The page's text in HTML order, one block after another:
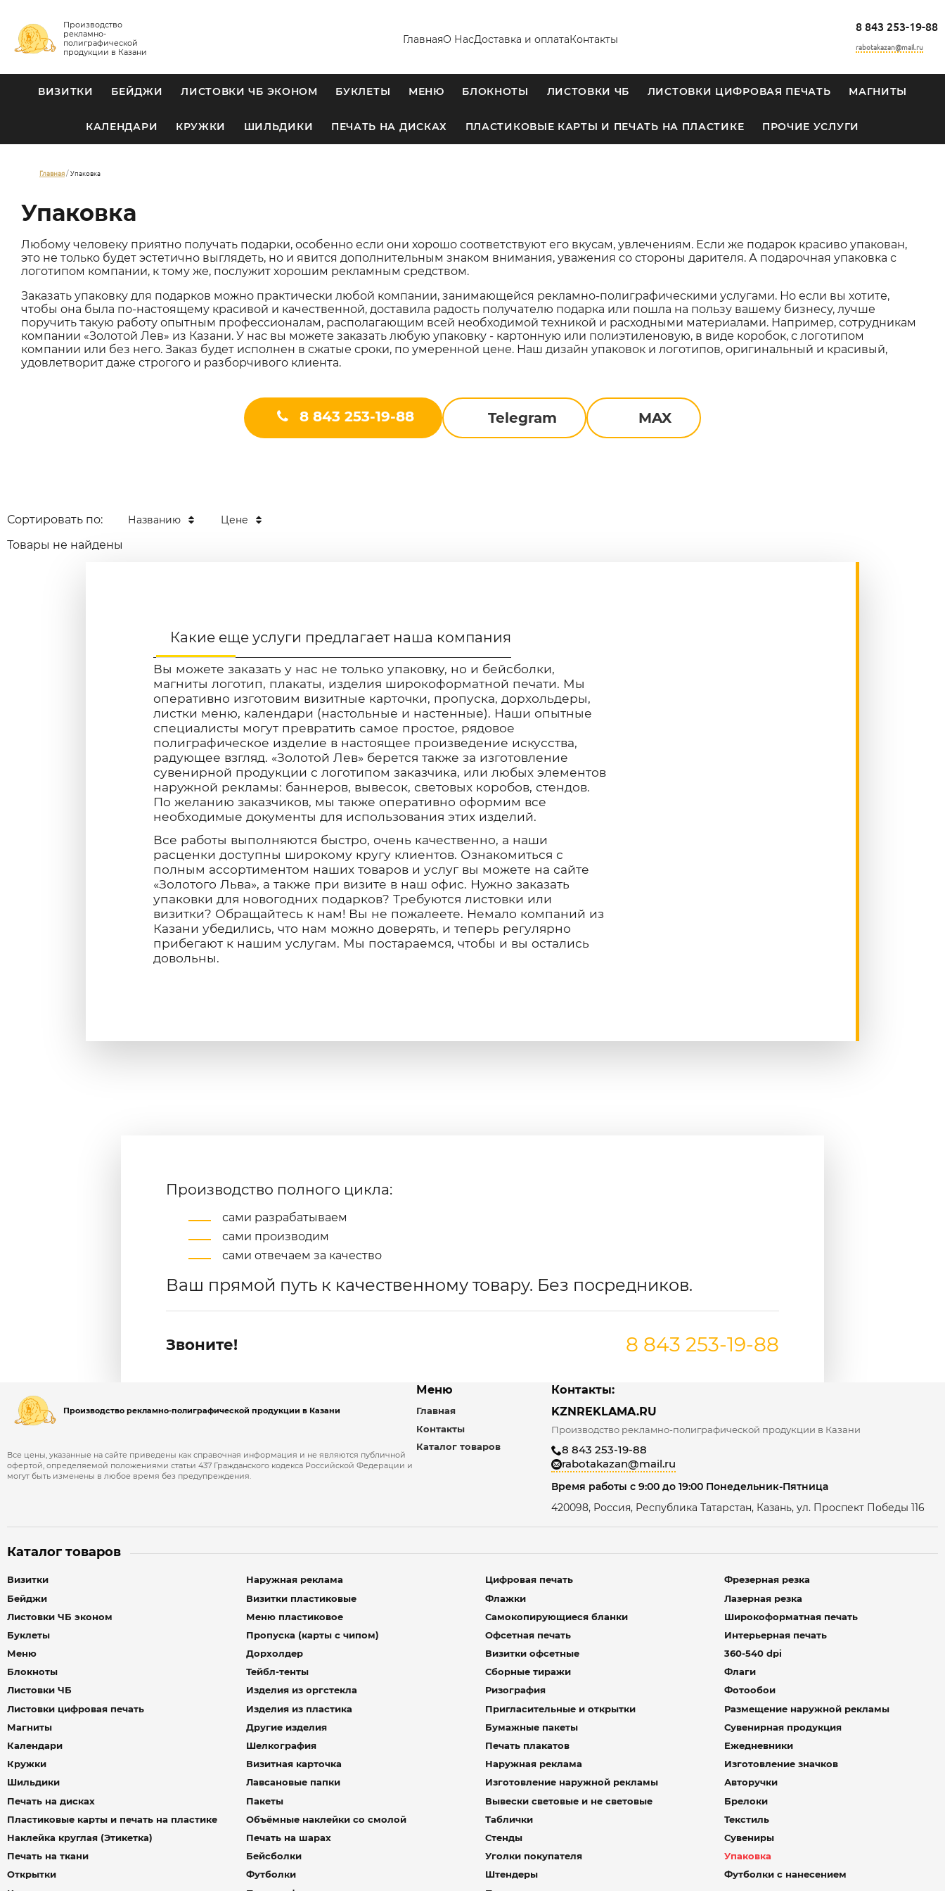
Производство
рекламно-
полиграфической
продукции в Казани
ГлавнаяО НасДоставка и оплатаКонтакты
8 843 253-19-88
rabotakazan@mail.ru
ВИЗИТКИ БЕЙДЖИ ЛИСТОВКИ ЧБ ЭКОНОМ БУКЛЕТЫ МЕНЮ БЛОКНОТЫ ЛИСТОВКИ ЧБ ЛИСТОВКИ ЦИФРОВАЯ ПЕЧАТЬ МАГНИТЫ
КАЛЕНДАРИ КРУЖКИ ШИЛЬДИКИ ПЕЧАТЬ НА ДИСКАХ ПЛАСТИКОВЫЕ КАРТЫ И ПЕЧАТЬ НА ПЛАСТИКЕ ПРОЧИЕ УСЛУГИ
Главная Упаковка
Упаковка
Любому человеку приятно получать подарки, особенно если они хорошо соответствуют его вкусам, увлечениям. Если же подарок красиво упакован,
это не только будет эстетично выглядеть, но и явится дополнительным знаком внимания, уважения со стороны дарителя. А подарочная упаковка с
логотипом компании, к тому же, послужит хорошим рекламным средством.
Заказать упаковку для подарков можно практически любой компании, занимающейся рекламно-полиграфическими услугами. Но если вы хотите,
чтобы она была по-настоящему красивой и качественной, доставила радость получателю подарка или пошла на пользу вашему бизнесу, лучше
поручить такую работу опытным профессионалам, располагающим всей необходимой техникой и расходными материалами. Например, сотрудникам
компании «Золотой Лев» из Казани. У нас вы можете заказать любую упаковку - картонную или полиэтиленовую, в виде коробок, с логотипом
компании или без него. Заказ будет исполнен в сжатые сроки, по умеренной цене. Наш дизайн упаковок и логотипов, оригинальный и красивый,
удовлетворит даже строгого и разборчивого клиента.
8 843 253-19-88 Telegram MAX
Сортировать по: Названию Цене
Товары не найдены
Какие еще услуги предлагает наша компания
Вы можете заказать у нас не только упаковку, но и бейсболки,
магниты логотип, плакаты, изделия широкоформатной печати. Мы
оперативно изготовим визитные карточки, пропуска, дорхольдеры,
листки меню, календари (настольные и настенные). Наши опытные
специалисты могут превратить самое простое, рядовое
полиграфическое изделие в настоящее произведение искусства,
радующее взгляд. «Золотой Лев» берется также за изготовление
сувенирной продукции с логотипом заказчика, или любых элементов
наружной рекламы: баннеров, вывесок, световых коробов, стендов.
По желанию заказчиков, мы также оперативно оформим все
необходимые документы для использования этих изделий.
Все работы выполняются быстро, очень качественно, а наши
расценки доступны широкому кругу клиентов. Ознакомиться с
полным ассортиментом наших товаров и услуг вы можете на сайте
«Золотого Льва», а также при визите в наш офис. Нужно заказать
упаковки для новогодних подарков? Требуются листовки или
визитки? Обращайтесь к нам! Вы не пожалеете. Немало компаний из
Казани убедились, что нам можно доверять, и теперь регулярно
прибегают к нашим услугам. Мы постараемся, чтобы и вы остались
довольны.
Производство полного цикла:
сами разрабатываем
сами производим
сами отвечаем за качество
Ваш прямой путь к качественному товару. Без посредников.
Звоните! 8 843 253-19-88
Производство рекламно-полиграфической продукции в Казани
Все цены, указанные на сайте приведены как справочная информация и не являются публичной
офертой, определяемой положениями статьи 437 Гражданского кодекса Российской Федерации и
могут быть изменены в любое время без предупреждения.
Меню
Главная
Контакты
Каталог товаров
Каталог товаров
Визитки
Бейджи
Листовки ЧБ эконом
Буклеты
Меню
Блокноты
Листовки ЧБ
Листовки цифровая печать
Магниты
Календари
Кружки
Шильдики
Печать на дисках
Пластиковые карты и печать на пластике
Наклейка круглая (Этикетка)
Печать на ткани
Открытки
Наружная реклама
Визитки пластиковые
Меню пластиковое
Пропуска (карты с чипом)
Дорхолдер
Тейбл-тенты
Изделия из оргстекла
Изделия из пластика
Другие изделия
Шелкография
Визитная карточка
Лавсановые папки
Пакеты
Объёмные наклейки со смолой
Печать на шарах
Бейсболки
Футболки
Цифровая печать
Флажки
Самокопирующиеся бланки
Офсетная печать
Визитки офсетные
Сборные тиражи
Ризография
Пригласительные и открытки
Бумажные пакеты
Печать плакатов
Наружная реклама
Изготовление наружной рекламы
Вывески световые и не световые
Таблички
Стенды
Уголки покупателя
Штендеры
Фрезерная резка
Лазерная резка
Широкоформатная печать
Интерьерная печать
360-540 dpi
Флаги
Фотообои
Размещение наружной рекламы
Сувенирная продукция
Ежедневники
Изготовление значков
Авторучки
Брелоки
Текстиль
Сувениры
Упаковка
Футболки с нанесением
Контакты:
KZNREKLAMA.RU
Производство рекламно-полиграфической продукции в Казани
8 843 253-19-88
rabotakazan@mail.ru
Время работы с 9:00 до 19:00 Понедельник-Пятница
420098, Россия, Республика Татарстан, Казань, ул. Проспект Победы 116